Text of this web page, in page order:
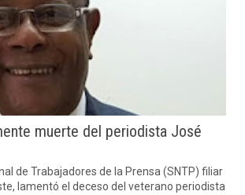
muerte del periodista José
de Trabajadores de la Prensa (SNTP) filiar
lamentó el deceso del veterano periodista